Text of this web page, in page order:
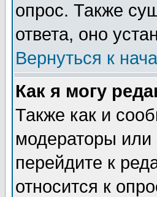
опрос. Также
ответа, оно
Вернуться к
Как я могу
Также как и
модераторы или
перейдите к
относится к